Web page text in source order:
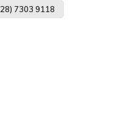
7303 9118